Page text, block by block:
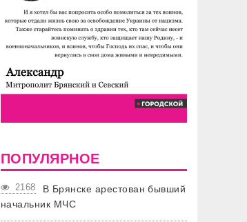
ПОПУЛЯРНОЕ
2168
В Брянске арестован бывший
начальник МЧС